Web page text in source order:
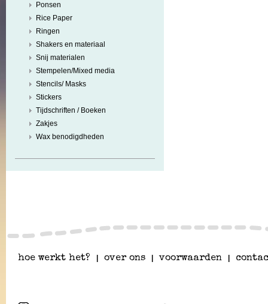
Ponsen
Rice Paper
Ringen
Shakers en materiaal
Snij materialen
Stempelen/Mixed media
Stencils/ Masks
Stickers
Tijdschriften / Boeken
Zakjes
Wax benodigdheden
hoe werkt het? over ons voorwaarden